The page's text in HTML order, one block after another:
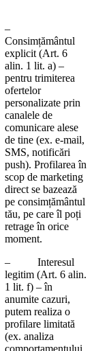
–
Consimțământul
explicit (Art. 6
alin. 1 lit. a) –
pentru trimiterea
ofertelor
personalizate prin
canalele de
comunicare alese
de tine (ex. e-mail,
SMS, notificări
push). Profilarea în
scop de marketing
direct se bazează
pe consimțământul
tău, pe care îl poți
retrage în orice
moment.
– Interesul
legitim (Art. 6 alin.
1 lit. f) – în
anumite cazuri,
putem realiza o
profilare limitată
(ex. analiza
comportamentului